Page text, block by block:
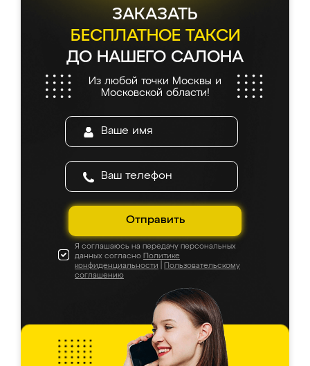
ЗАКАЗАТЬ
БЕСПЛАТНОЕ ТАКСИ
ДО НАШЕГО САЛОНА
Из любой точки Москвы и
Московской области!
Отправить
Я соглашаюсь на передачу персональных
данных согласно Политике
конфиденциальности
Пользовательскому
соглашению